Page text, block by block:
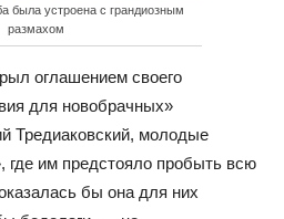
была устроена с грандиозным
размахом
оглашением своего
для новобрачных»
Тредиаковский, молодые
где им предстояло пробыть всю
бы она для них